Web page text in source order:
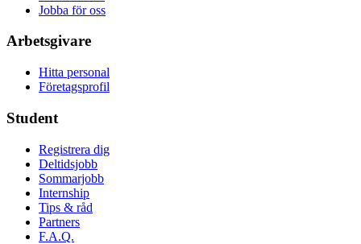
Jobba för oss
Arbetsgivare
Hitta personal
Företagsprofil
Student
Registrera dig
Deltidsjobb
Sommarjobb
Internship
Tips & råd
Partners
F.A.Q.